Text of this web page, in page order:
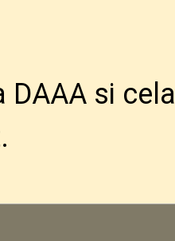
si cela